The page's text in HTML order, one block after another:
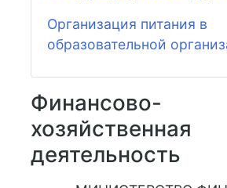
Финансово-
хозяйственная
деятельность
Организация питания в
образовательной